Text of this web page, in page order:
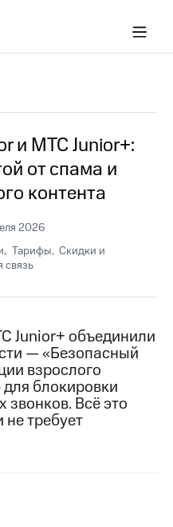
и МТС Junior+:
от спама и
контента
2026
Тарифы Скидки и
связь
Junior+ объединили
— «Безопасный
взрослого
блокировки
Всё это
требует